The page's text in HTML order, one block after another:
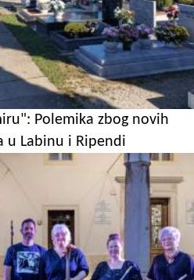
Polemika zbog novih
u Labinu i Ripendi